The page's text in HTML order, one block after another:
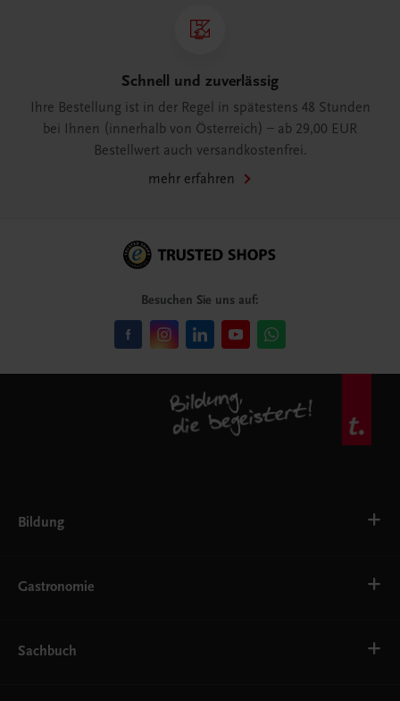
Schnell und zuverlässig
Ihre Bestellung ist in der Regel in spätestens 48 Stunden
bei Ihnen (innerhalb von Österreich) – ab 29,00 EUR
Bestellwert auch versandkostenfrei.
mehr erfahren
Besuchen Sie uns auf:
Bildung
AHS
EWF/ZWF
FW
Gastronomie
Getränke
Sachbuch